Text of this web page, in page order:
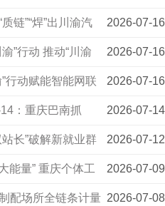
线 2026-07-16
链”“焊”出川渝汽
2026-07-16
”行动 推动“川渝
2026-07-16
行动赋能智能网联
2026-07-14
：重庆巴南抓
阵地建设暖心赋能 2026-07-12
长”破解新就业群
2026-07-09
能量” 重庆个体工
2026-07-08
配场所全链条计量